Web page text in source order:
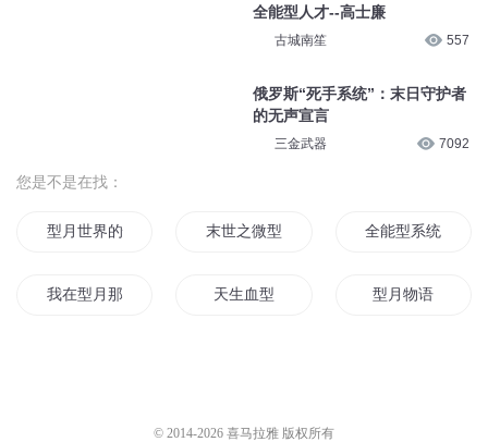
全能型人才--高士廉
古城南笙 557
俄罗斯“死手系统”：末日守护者
的无声宣言
三金武器 7092
您是不是在找：
型月世界的快递员 末世之微型帝国 全能型系统
我在型月那些年 天生血型 型月物语
© 2014-2026 喜马拉雅 版权所有